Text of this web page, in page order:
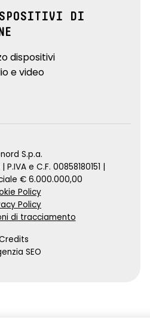
DI
dispositivi
e video
S.p.a.
P.IVA e C.F. 00858180151 |
€ 6.000.000,00
Policy
Policy
di tracciamento
SEO